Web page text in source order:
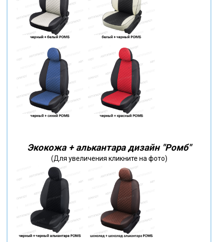
Экокожа + алькантара дизайн "Ромб"
(Для увеличения кликните на фото)